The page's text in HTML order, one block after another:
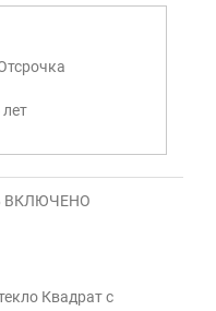
ВКЛЮЧЕНО
Квадрат с